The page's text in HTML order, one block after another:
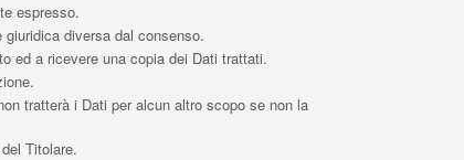
espresso.
giuridica diversa dal consenso.
ed a ricevere una copia dei Dati trattati.
tratterà i Dati per alcun altro scopo se non la
Titolare.